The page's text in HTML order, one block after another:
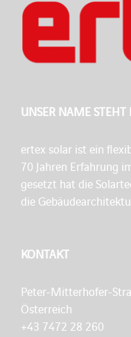
UNSER NAME
ertex solar ist ein
70 Jahren Erfahrung
gesetzt hat die
die
KONTAKT
Peter-Mitterhofer-
Österreich
+43 7472 28 260